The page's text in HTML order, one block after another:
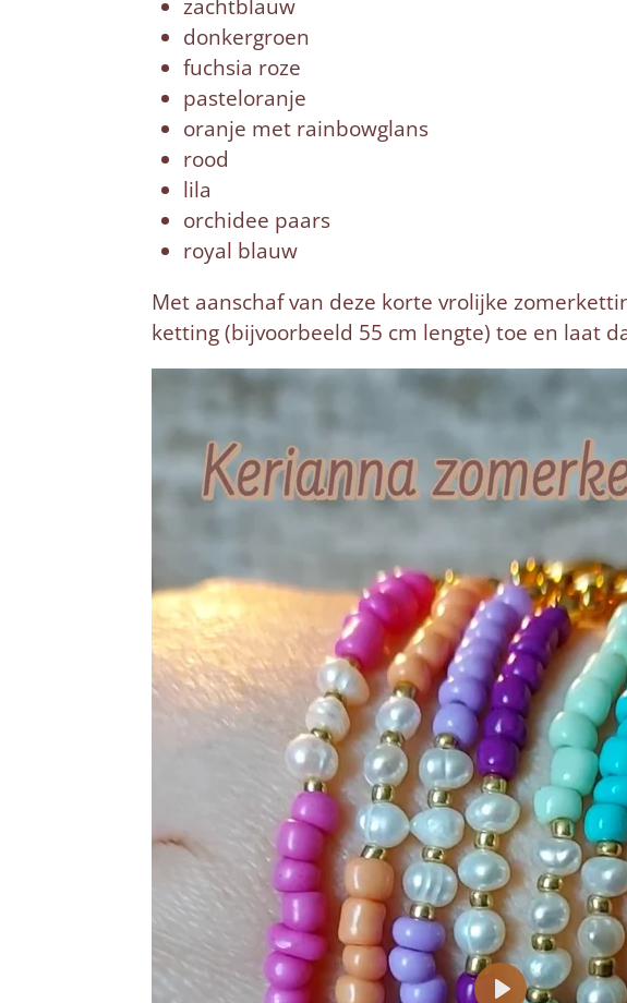
zachtblauw
donkergroen
fuchsia roze
pasteloranje
oranje met rainbowglans
rood
lila
orchidee paars
royal blauw
Met aanschaf van deze korte vrolijke
ketting (bijvoorbeeld 55 cm lengte) toe en laat